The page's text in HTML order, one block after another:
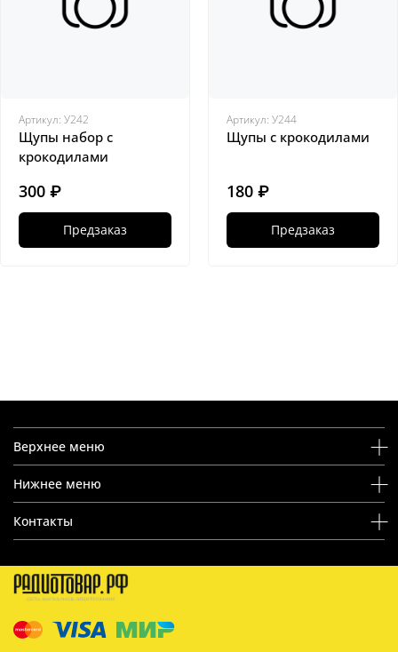
Артикул: У242
Щупы набор с
крокодилами
300 ₽
Предзаказ
Артикул: У244
Щупы с крокодилами
180 ₽
Предзаказ
Верхнее меню
Нижнее меню
Контакты